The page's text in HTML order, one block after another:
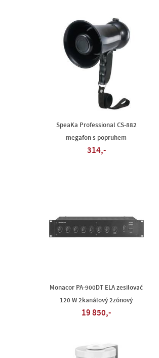
SpeaKa Professional CS-882
megafon s popruhem
314,-
Monacor PA-900DT ELA zesilovač
120 W 2kanálový 2zónový
19 850,-